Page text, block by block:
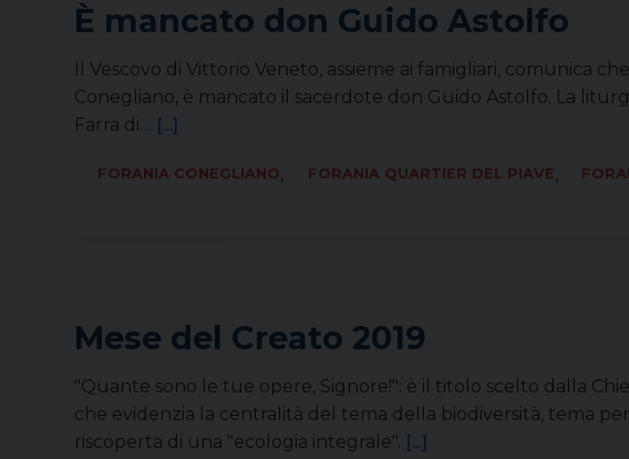
È mancato don Guido Astolfo
Il Vescovo di Vittorio Veneto, assieme ai famigliari, comunica
Conegliano, è mancato il sacerdote don Guido Astolfo. La
Farra di… [...]
FORANIA CONEGLIANO, FORANIA QUARTIER DEL PIAVE,
Mese del Creato 2019
"Quante sono le tue opere, Signore!": è il titolo scelto dalla
che evidenzia la centralità del tema della biodiversità, tema
riscoperta di una "ecologia integrale". [...]